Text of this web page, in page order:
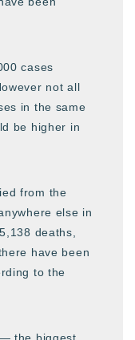
cases
not all
in the same
be higher in
from the
else in
deaths,
have been
to the
the biggest